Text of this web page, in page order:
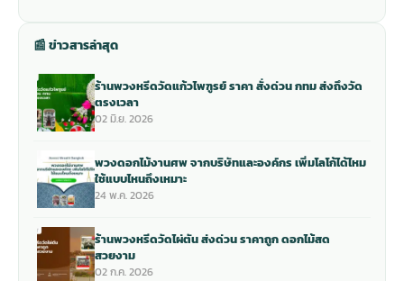
📰 ข่าวสารล่าสุด
ร้านพวงหรีดวัดแก้วไพฑูรย์ ราคา สั่งด่วน กทม ส่งถึงวัด
ตรงเวลา
02 มิ.ย. 2026
พวงดอกไม้งานศพ จากบริษัทและองค์กร เพิ่มโลโก้ได้ไหม
ใช้แบบไหนถึงเหมาะ
24 พ.ค. 2026
ร้านพวงหรีดวัดไผ่ตัน ส่งด่วน ราคาถูก ดอกไม้สด
สวยงาม
02 ก.ค. 2026